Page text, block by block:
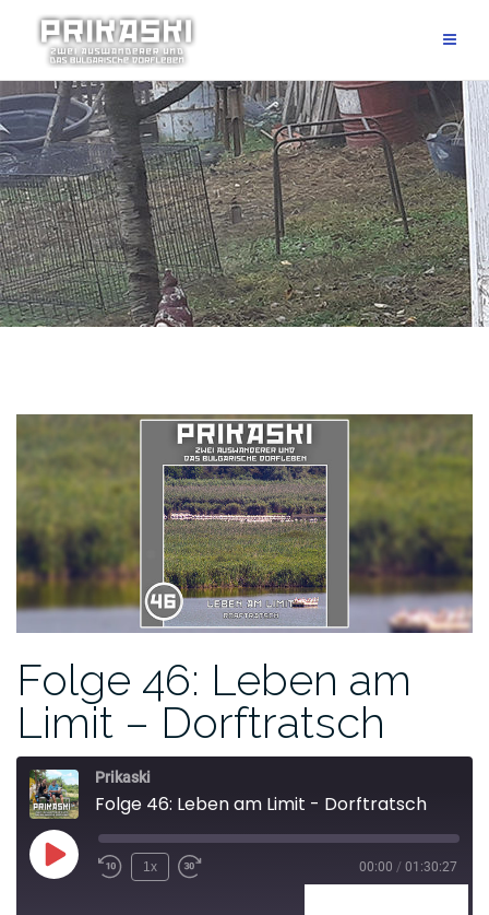
Folge 46: Leben am
Limit – Dorftratsch
Prikaski
Folge 46: Leben am Limit - Dorftratsch
1x 00:00 / 01:30:27